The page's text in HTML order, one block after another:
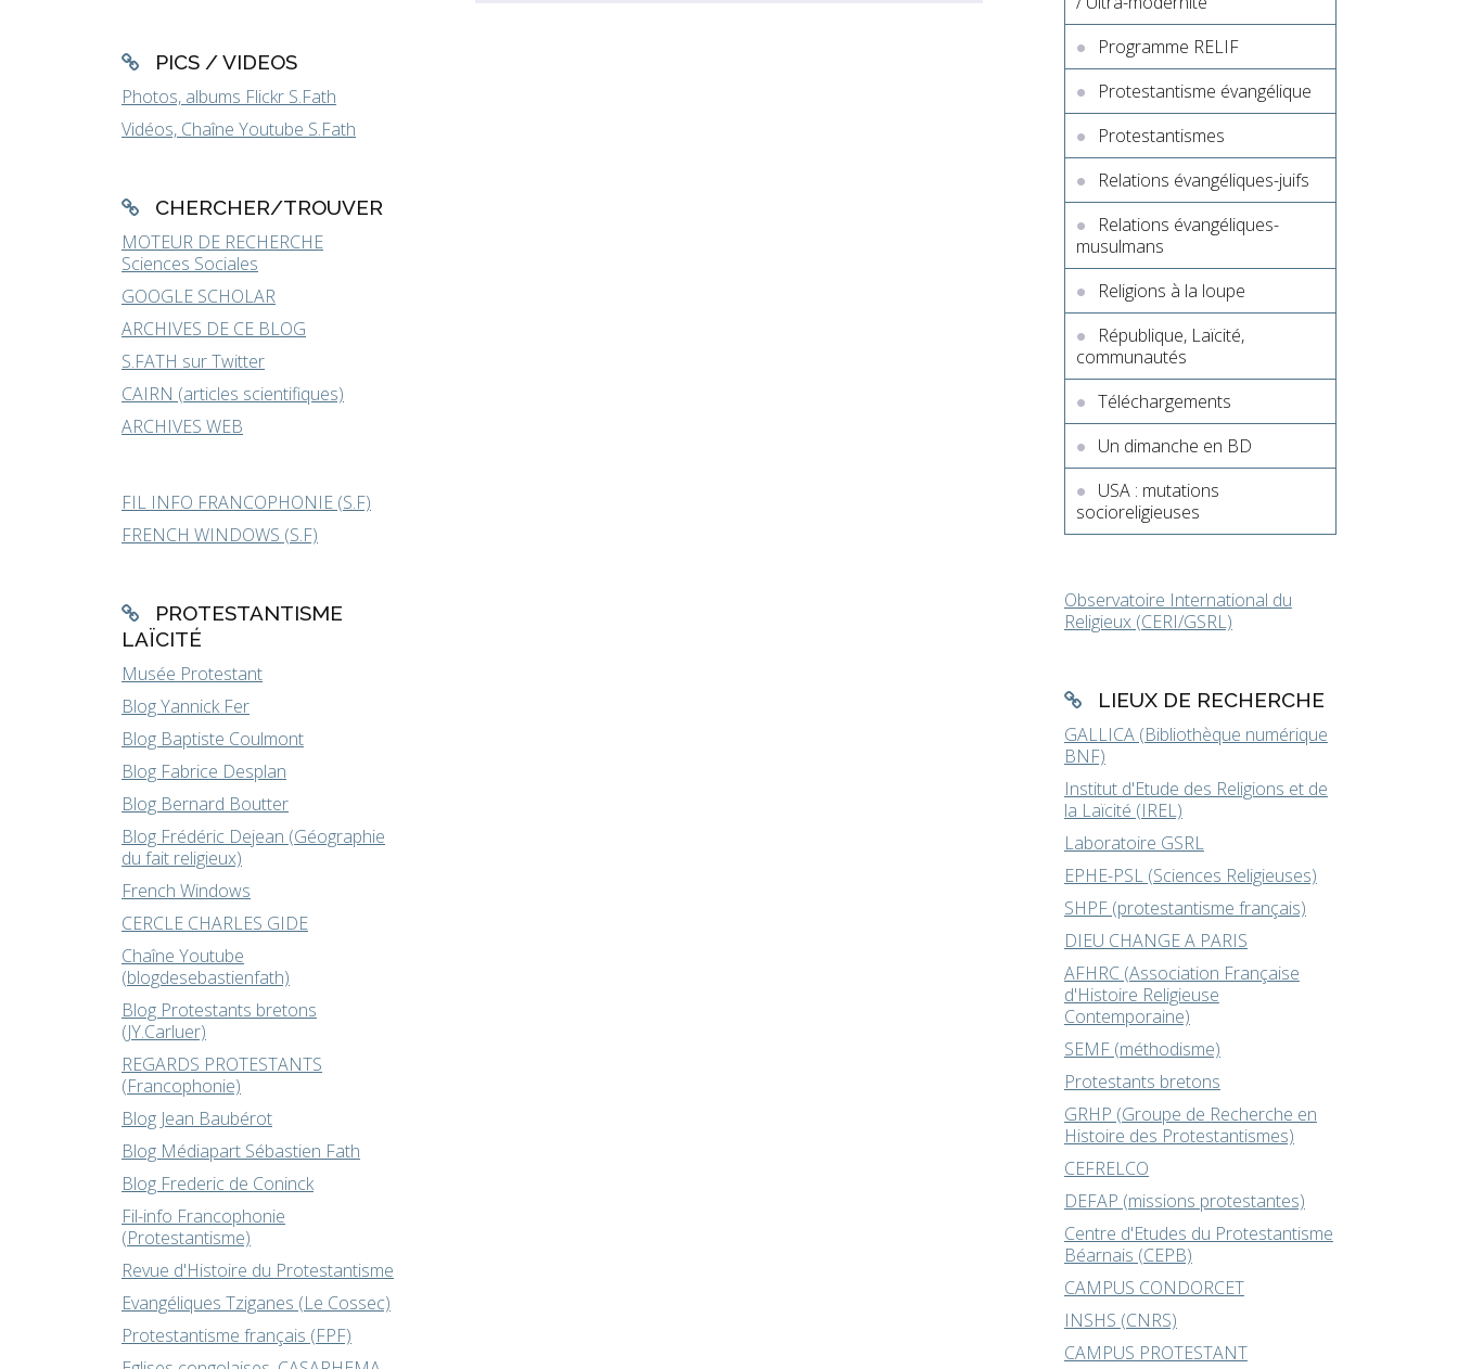
PICS / VIDEOS
Photos, albums Flickr S.Fath
Vidéos, Chaîne Youtube S.Fath
CHERCHER/TROUVER
MOTEUR DE RECHERCHE
Sciences Sociales
GOOGLE SCHOLAR
ARCHIVES DE CE BLOG
S.FATH sur Twitter
CAIRN (articles scientifiques)
ARCHIVES WEB
FIL INFO FRANCOPHONIE (S.F)
FRENCH WINDOWS (S.F)
PROTESTANTISME
LAÏCITÉ
Musée Protestant
Blog Yannick Fer
Blog Baptiste Coulmont
Blog Fabrice Desplan
Blog Bernard Boutter
Blog Frédéric Dejean (Géographie
du fait religieux)
French Windows
CERCLE CHARLES GIDE
Chaîne Youtube
(blogdesebastienfath)
Blog Protestants bretons
(JY.Carluer)
REGARDS PROTESTANTS
(Francophonie)
Blog Jean Baubérot
Blog Médiapart Sébastien Fath
Blog Frederic de Coninck
Fil-info Francophonie
(Protestantisme)
Revue d'Histoire du Protestantisme
Evangéliques Tziganes (Le Cossec)
Protestantisme français (FPF)
Programme RELIF
Protestantisme évangélique
Protestantismes
Relations évangéliques-juifs
Relations évangéliques-
musulmans
Religions à la loupe
République, Laïcité,
communautés
Téléchargements
Un dimanche en BD
USA : mutations
socioreligieuses
Observatoire International du
Religieux (CERI/GSRL)
LIEUX DE RECHERCHE
GALLICA (Bibliothèque numérique
BNF)
Institut d'Etude des Religions et de
la Laïcité (IREL)
Laboratoire GSRL
EPHE-PSL (Sciences Religieuses)
SHPF (protestantisme français)
DIEU CHANGE A PARIS
AFHRC (Association Française
d'Histoire Religieuse
Contemporaine)
SEMF (méthodisme)
Protestants bretons
GRHP (Groupe de Recherche en
Histoire des Protestantismes)
CEFRELCO
DEFAP (missions protestantes)
Centre d'Etudes du Protestantisme
Béarnais (CEPB)
CAMPUS CONDORCET
INSHS (CNRS)
CAMPUS PROTESTANT